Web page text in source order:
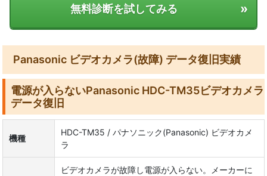
無料診断を試してみる »
Panasonic ビデオカメラ(故障) データ復旧実績
電源が入らないPanasonic HDC-TM35ビデオカメラ
データ復旧
機種
HDC-TM35 / パナソニック(Panasonic) ビデオカメ
ラ
ビデオカメラが故障し電源が入らない。メーカーに